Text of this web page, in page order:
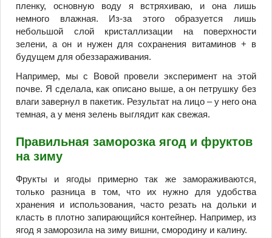
пленку, основную воду я встряхиваю, и она лишь
немного влажная. Из-за этого образуется лишь
небольшой слой кристаллизации на поверхности
зелени, а он и нужен для сохранения витаминов + в
будущем для обеззараживания.
Например, мы с Вовой провели эксперимент на этой
почве. Я сделала, как описано выше, а он петрушку без
влаги завернул в пакетик. Результат на лицо – у него она
темная, а у меня зелень выглядит как свежая.
Правильная заморозка ягод и фруктов
на зиму
Фрукты и ягоды примерно так же замораживаются,
только разница в том, что их нужно для удобства
хранения и использования, часто резать на дольки и
класть в плотно запирающийся контейнер. Например, из
ягод я заморозила на зиму вишни, смородину и калину.